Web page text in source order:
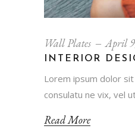
Wall Plates April
INTERIOR
Lorem ipsum dolor
consulatu ne vix, vel
Read More